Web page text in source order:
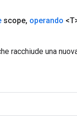
scope, operando
racchiude una